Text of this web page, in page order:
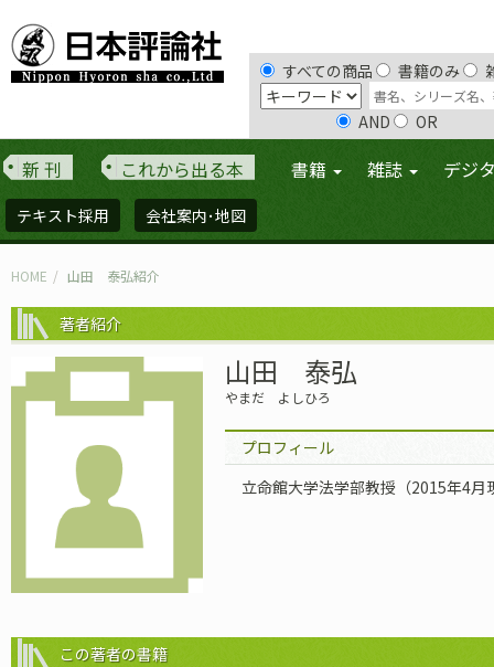
すべての商品 書籍のみ
AND OR
新 刊 これから出る本 書籍 雑誌 デジ
テキスト採用 会社案内･地図
HOME 山田 泰弘紹介
著者紹介
山田 泰弘
やまだ よしひろ
プロフィール
立命館大学法学部教授（2015年4月
この著者の書籍